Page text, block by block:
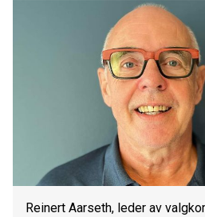
Reinert Aarseth, leder av